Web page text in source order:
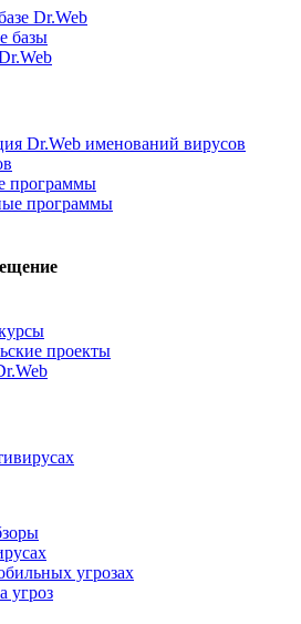
Dr.Web
базы
Dr.Web именований вирусов
программы
программы
проекты
угрозах
угроз